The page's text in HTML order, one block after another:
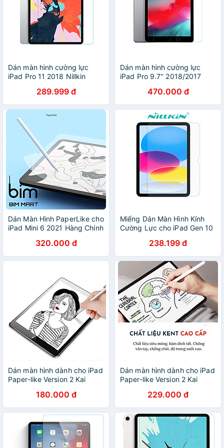
Dán màn hình cường lực
iPad Pro 11 2018 Nillkin
chính hãng289.999 đ
Dán màn hình cường lực
iPad Pro 9.7'' 2018/2017
chính hãng470.000 đ
Dán Màn Hình PaperLike cho
iPad Mini 6 2021 Hàng Chính
320.000 đ
Miếng Dán Màn Hình Kính
Cường Lực cho iPad Gen 10
Nillkin Amazing H+ (Mỏng
0.2 mm Vát cạnh 2.5D) -
Hàng Nhập Khẩu
238.199 đ
Dán màn hình dành cho iPad
Paper-like Version 2 Kai
vẽ như trên giấy - Hàng
Chính Hãng
180.000 đ
Dán màn hình dành cho iPad
Paper-like Version 2 Kai
vẽ như trên giấy - Hàng
Chính Hãng
229.000 đ